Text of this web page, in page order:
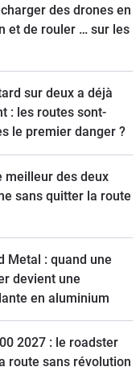
des drones en
et de rouler … sur les
sur deux a déjà
: les routes sont-
le premier danger ?
meilleur des deux
sans quitter la route
Metal : quand une
devient une
en aluminium
2027 : le roadster
route sans révolution